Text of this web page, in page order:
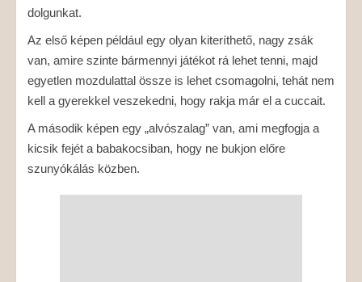
dolgunkat.
Az első képen például egy olyan kiteríthető, nagy zsák
van, amire szinte bármennyi játékot rá lehet tenni, majd
egyetlen mozdulattal össze is lehet csomagolni, tehát nem
kell a gyerekkel veszekedni, hogy rakja már el a cuccait.
A második képen egy „alvószalag” van, ami megfogja a
kicsik fejét a babakocsiban, hogy ne bukjon előre
szunyókálás közben.